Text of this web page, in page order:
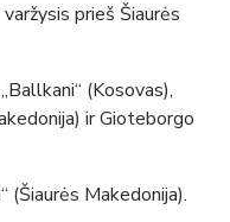
prieš Šiaurės
(Kosovas),
ir Gioteborgo
Makedonija).